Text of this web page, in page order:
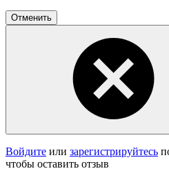
Отменить
Войдите или зарегистрируйтесь
чтобы оставить отзыв